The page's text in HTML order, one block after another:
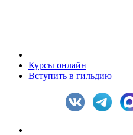
Курсы онлайн
Вступить в гильдию